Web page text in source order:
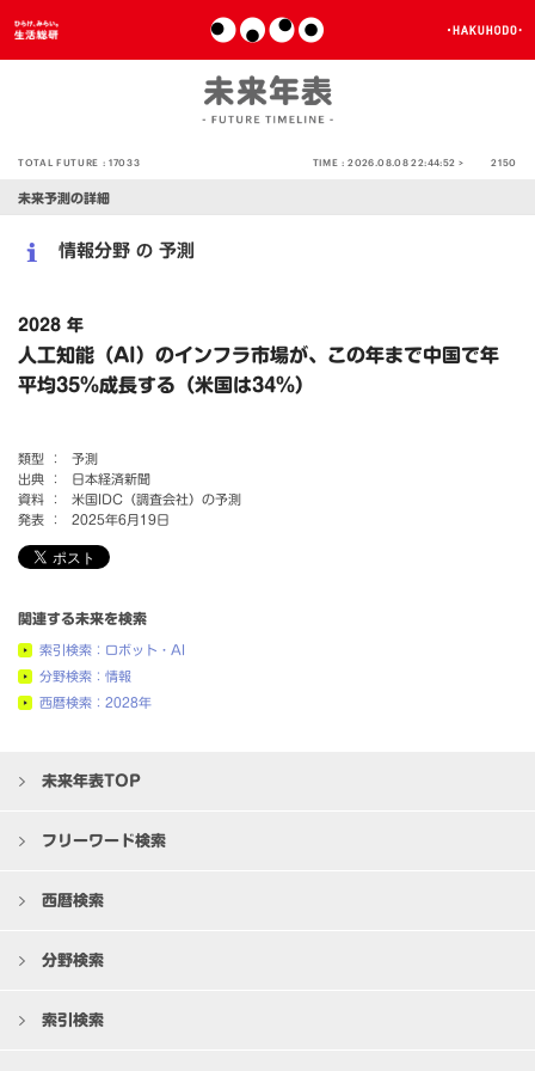
TOTAL FUTURE :17033 TIME :2026.08.08 22:44:52 > 2150
未来予測の詳細
情報分野 の 予測
2028 年
人工知能（AI）のインフラ市場が、この年まで中国で年
平均35％成長する（米国は34％）
類型 ：
予測
出典 ：
日本経済新聞
資料 ：
米国IDC（調査会社）の予測
発表 ：
2025年6月19日
関連する未来を検索
索引検索：ロボット・AI
分野検索：情報
西暦検索：2028年
未来年表TOP
フリーワード検索
西暦検索
分野検索
索引検索